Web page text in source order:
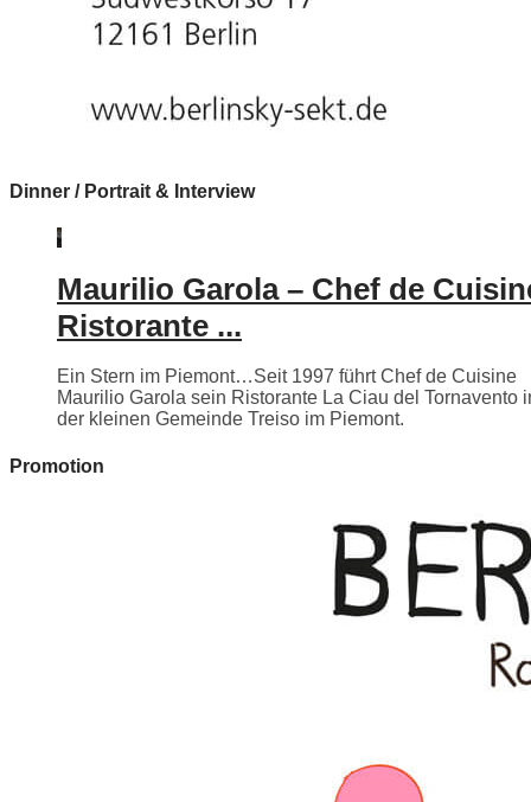
Dinner / Portrait & Interview
Maurilio Garola – Chef de
Ristorante ...
Ein Stern im Piemont…Seit 1997 führt Chef de Cuisine
Maurilio Garola sein Ristorante La Ciau del Tornavento
der kleinen Gemeinde Treiso im Piemont.
Promotion